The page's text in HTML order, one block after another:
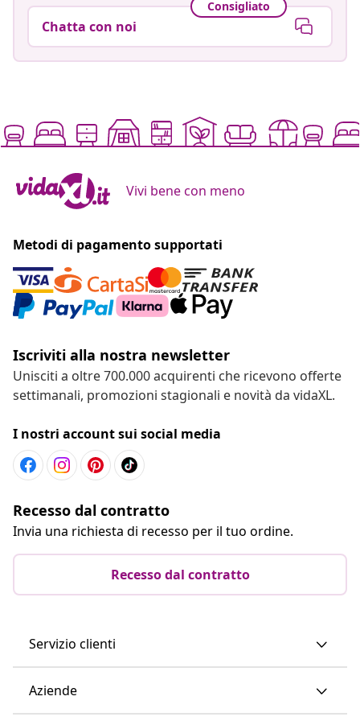
Consigliato
Chatta con noi
Vivi bene con meno
Metodi di pagamento supportati
Iscriviti alla nostra newsletter
Unisciti a oltre 700.000 acquirenti che ricevono offerte
settimanali, promozioni stagionali e novità da vidaXL.
I nostri account sui social media
Recesso dal contratto
Invia una richiesta di recesso per il tuo ordine.
Recesso dal contratto
Servizio clienti
Aziende